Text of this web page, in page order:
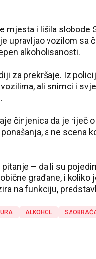
mjesta i lišila slobode
upravljao vozilom sa
alkoholisanosti.
za prekršaje. Iz
ali snimci i
činjenica da je riječ
a ne scena
– da li su
građane, i
na funkciju,
ALKOHOL